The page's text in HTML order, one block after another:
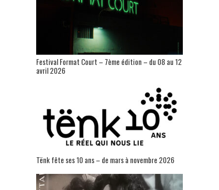
Festival Format Court – 7ème édition – du 08 au 12
avril 2026
Tënk fête ses 10 ans – de mars à novembre 2026